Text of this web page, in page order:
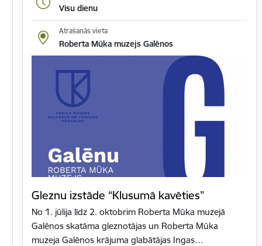
Visu dienu
Atrašanās vieta
Roberta Mūka muzejs Galēnos
Gleznu izstāde “Klusumā kavēties”
No 1. jūlija līdz 2. oktobrim Roberta Mūka muzejā
Galēnos skatāma gleznotājas un Roberta Mūka
muzeja Galēnos krājuma glabātājas Ingas…